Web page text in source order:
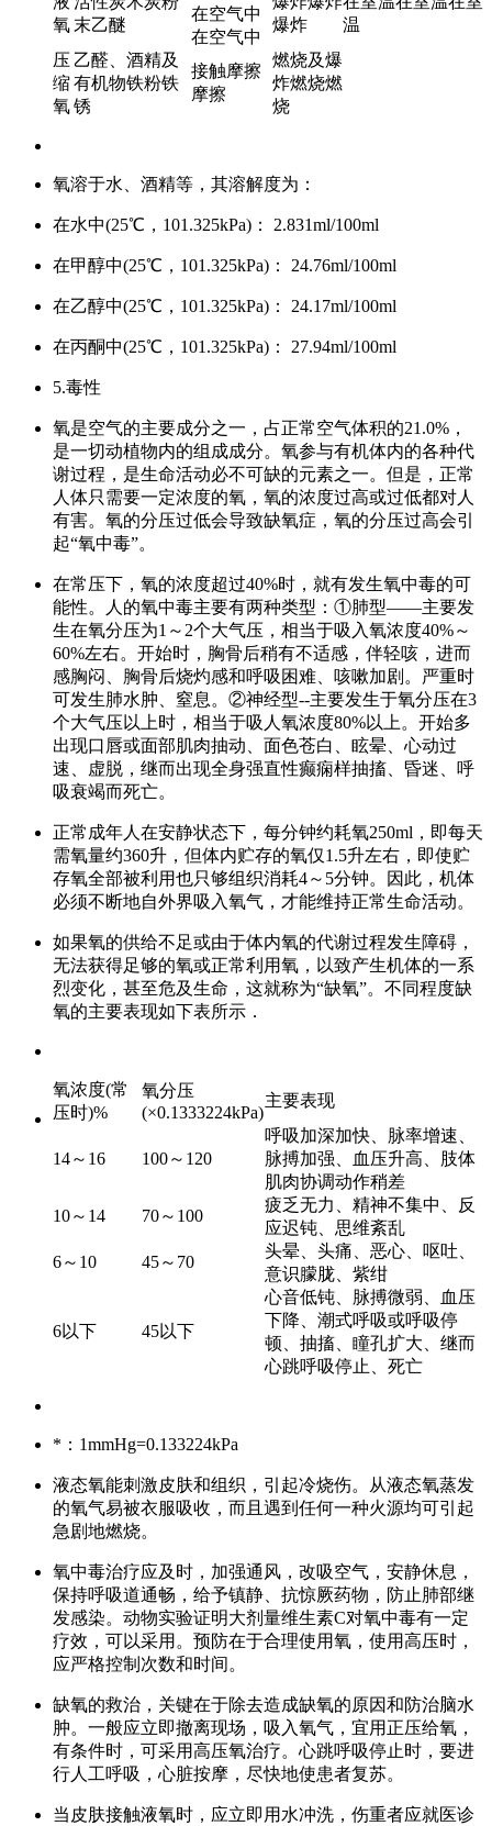
氧 末乙醚
在空气中
在空气中
爆炸
温
压
缩
氧
乙醛、酒精及
有机物铁粉铁
锈
接触摩擦
摩擦
燃烧及爆
炸燃烧燃
烧
氧溶于水、酒精等，其溶解度为：
在水中(25℃ ，101.325kPa)： 2.831ml/100ml
在甲醇中(25℃ ，101.325kPa)： 24.76ml/100ml
在乙醇中(25℃ ，101.325kPa)： 24.17ml/100ml
在丙酮中(25℃ ，101.325kPa)： 27.94ml/100ml
5.毒性
氧是空气的主要成分之一，占正常空气体积的21.0%，
是一切动植物内的组成成分。氧参与有机体内的各种代
谢过程，是生命活动必不可缺的元素之一。但是，正常
人体只需要一定浓度的氧，氧的浓度过高或过低都对人
有害。氧的分压过低会导致缺氧症，氧的分压过高会引
起“氧中毒”。
在常压下，氧的浓度超过40%时，就有发生氧中毒的可
能性。人的氧中毒主要有两种类型：①肺型——主要发
生在氧分压为1～2个大气压，相当于吸入氧浓度40%～
60%左右。开始时，胸骨后稍有不适感，伴轻咳，进而
感胸闷、胸骨后烧灼感和呼吸困难、咳嗽加剧。严重时
可发生肺水肿、窒息。②神经型--主要发生于氧分压在3
个大气压以上时，相当于吸人氧浓度80%以上。开始多
出现口唇或面部肌肉抽动、面色苍白、眩晕、心动过
速、虚脱，继而出现全身强直性癫痫样抽搐、昏迷、呼
吸衰竭而死亡。
正常成年人在安静状态下，每分钟约耗氧250ml，即每天
需氧量约360升，但体内贮存的氧仅1.5升左右，即使贮
存氧全部被利用也只够组织消耗4～5分钟。因此，机体
必须不断地自外界吸入氧气，才能维持正常生命活动。
如果氧的供给不足或由于体内氧的代谢过程发生障碍，
无法获得足够的氧或正常利用氧，以致产生机体的一系
烈变化，甚至危及生命，这就称为“缺氧”。不同程度缺
氧的主要表现如下表所示．
氧浓度(常
压时)%
氧分压
(×0.1333224kPa)
主要表现
14～16 100～120
呼吸加深加快、脉率增速、
脉搏加强、血压升高、肢体
肌肉协调动作稍差
10～14
70～100
疲乏无力、精神不集中、反
应迟钝、思维紊乱
6～10
45～70
头晕、头痛、恶心、呕吐、
意识朦胧、紫绀
6以下 45以下
心音低钝、脉搏微弱、血压
下降、潮式呼吸或呼吸停
顿、抽搐、瞳孔扩大、继而
心跳呼吸停止、死亡
*：1mmHg=0.133224kPa
液态氧能刺激皮肤和组织，引起冷烧伤。从液态氧蒸发
的氧气易被衣服吸收，而且遇到任何一种火源均可引起
急剧地燃烧。
氧中毒治疗应及时，加强通风，改吸空气，安静休息，
保持呼吸道通畅，给予镇静、抗惊厥药物，防止肺部继
发感染。动物实验证明大剂量维生素C对氧中毒有一定
疗效，可以采用。预防在于合理使用氧，使用高压时，
应严格控制次数和时间。
缺氧的救治，关键在于除去造成缺氧的原因和防治脑水
肿。一般应立即撤离现场，吸入氧气，宜用正压给氧，
有条件时，可采用高压氧治疗。心跳呼吸停止时，要进
行人工呼吸，心脏按摩，尽快地使患者复苏。
当皮肤接触液氧时，应立即用水冲洗，伤重者应就医诊